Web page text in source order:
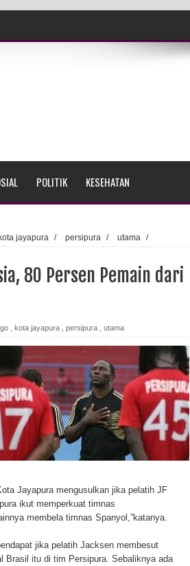
Saksi dan Kerahkan
Di Kota
Tengah Jalan
pada Peringatan Hari
POLITIK KESEHATAN
jayapura / persipura / utama
/
80 Persen Pemain dari
kota jayapura persipura utama
Jayapura mengusulkan jika pelatih JF
ikut memperkuat timnas
membela timnas Spanyol,”katanya.
jika pelatih Jacksen membesut
Brasil itu di tim Persipura. Sebaliknya ada